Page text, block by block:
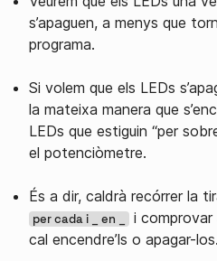
s’apaguen, a menys que
programa.
Si volem que els LEDs
la mateixa manera que
LEDs que estiguin “per
el potenciòmetre.
És a dir, caldrà recórrer la
per cada i _ en _ i comprovar
cal encendre’ls o apagar-los.